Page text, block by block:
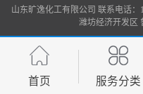
山东旷逸化工有限公司 联系电话：
潍坊经济开发区
首页 服务分类